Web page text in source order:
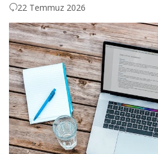
22 Temmuz 2026